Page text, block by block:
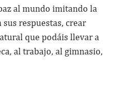
al mundo imitando la
sus respuestas, crear
que podáis llevar a
al trabajo, al gimnasio,